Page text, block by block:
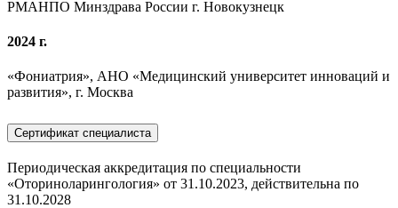
РМАНПО Минздрава России г. Новокузнецк
2024 г.
«Фониатрия», АНО «Медицинский университет инноваций и
развития», г. Москва
Сертификат специалиста
Периодическая аккредитация по специальности
«Оториноларингология» от 31.10.2023, действительна по
31.10.2028